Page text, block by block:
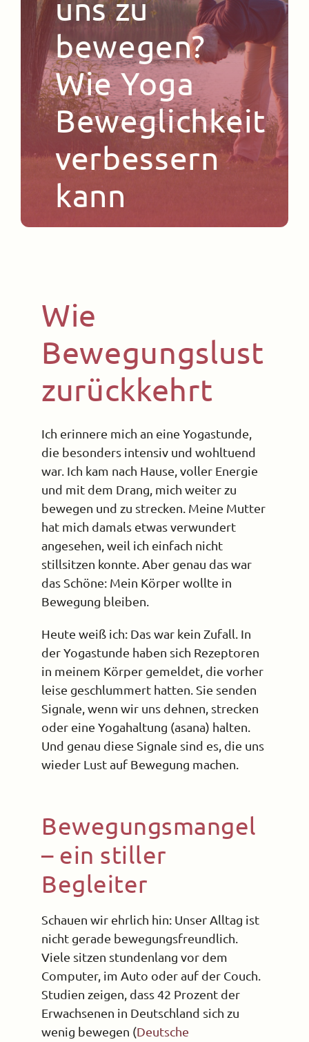
Kontakt
uns zu
bewegen?
Wie Yoga
Beweglichkeit
verbessern
kann
Wie
Bewegungslust
zurückkehrt
Ich erinnere mich an eine Yogastunde,
die besonders intensiv und wohltuend
war. Ich kam nach Hause, voller Energie
und mit dem Drang, mich weiter zu
bewegen und zu strecken. Meine Mutter
hat mich damals etwas verwundert
angesehen, weil ich einfach nicht
stillsitzen konnte. Aber genau das war
das Schöne: Mein Körper wollte in
Bewegung bleiben.
Heute weiß ich: Das war kein Zufall. In
der Yogastunde haben sich Rezeptoren
in meinem Körper gemeldet, die vorher
leise geschlummert hatten. Sie senden
Signale, wenn wir uns dehnen, strecken
oder eine Yogahaltung (asana) halten.
Und genau diese Signale sind es, die uns
wieder Lust auf Bewegung machen.
Bewegungsmangel
– ein stiller
Begleiter
Schauen wir ehrlich hin: Unser Alltag ist
nicht gerade bewegungsfreundlich.
Viele sitzen stundenlang vor dem
Computer, im Auto oder auf der Couch.
Studien zeigen, dass 42 Prozent der
Erwachsenen in Deutschland sich zu
wenig bewegen (Deutsche